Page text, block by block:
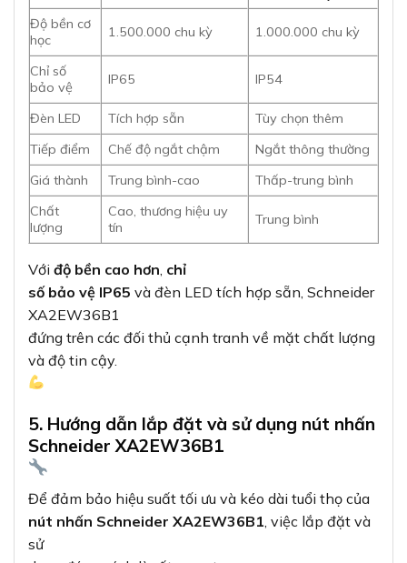
đứng trên các đối thủ cạnh tranh về mặt chất lượng
và độ tin cậy.
5. Hướng dẫn lắp đặt và sử dụng nút nhấn
Schneider XA2EW36B1
Để đảm bảo hiệu suất tối ưu và kéo dài tuổi thọ của
nút nhấn Schneider XA2EW36B1, việc lắp đặt và
sử
dụng đúng cách là rất quan trọng:
Các bước lắp đặt:
Chuẩn bị: Khoan lỗ 22mm trên tủ điện
hoặc bảng điều khiển
Lắp đặt: Đặt nút nhấn vào lỗ và cố
Đấu nối: Kết nối dây điện vào các
đầu tiếp điểm theo sơ đồ
Kết nối nguồn
cho đèn LED chỉ thị
Kiểm tra: Thử nghiệm hoạt động và